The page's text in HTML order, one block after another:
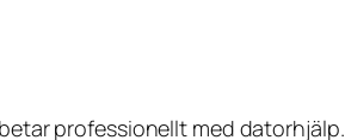
professionellt med datorhjälp.